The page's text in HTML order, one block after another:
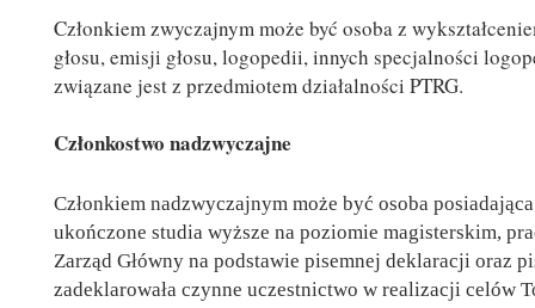
Członkiem zwyczajnym może być osoba z
głosu, emisji głosu, logopedii, innych specjalności
związane jest z przedmiotem działalności PTRG.
Członkostwo nadzwyczajne
Członkiem nadzwyczajnym może być osoba
ukończone studia wyższe na poziomie magisterskim,
Zarząd Główny na podstawie pisemnej deklaracji oraz
zadeklarowała czynne uczestnictwo w realizacji celów